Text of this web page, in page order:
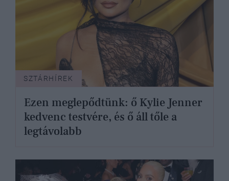
SZTÁRHÍREK
Ezen meglepődtünk: ő Kylie Jenner
kedvenc testvére, és ő áll tőle a
legtávolabb